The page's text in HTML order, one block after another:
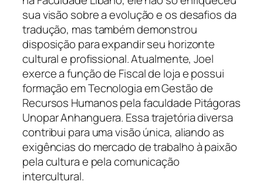
sua visão sobre a evolução e os desafios da
tradução, mas também demonstrou
disposição para expandir seu horizonte
cultural e profissional. Atualmente, Joel
exerce a função de Fiscal de loja e possui
formação em Tecnologia em Gestão de
Recursos Humanos pela faculdade Pitágoras
Unopar Anhanguera. Essa trajetória diversa
contribui para uma visão única, aliando as
exigências do mercado de trabalho à paixão
pela cultura e pela comunicação
intercultural.